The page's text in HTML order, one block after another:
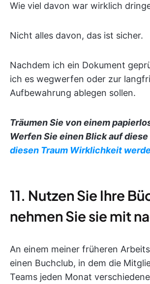
Wie viel davon war wirklich
Nicht alles davon, das ist sicher.
Nachdem ich ein Dokument
ich es wegwerfen oder zur
Aufbewahrung ablegen sollen.
Träumen Sie von einem
Werfen Sie einen Blick auf diese
diesen Traum Wirklichkeit
11. Nutzen Sie Ihre
nehmen Sie sie mit
An einem meiner früheren
einen Buchclub, in dem die
Teams jeden Monat